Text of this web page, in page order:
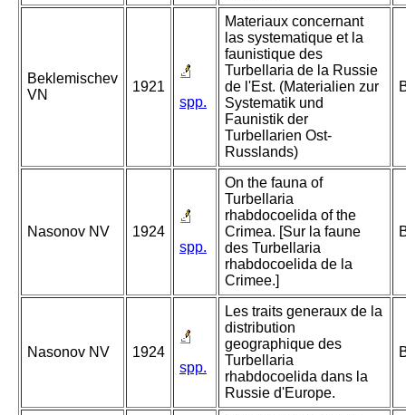
Beklemischev
VN
1921
spp.
Materiaux concernant
las systematique et la
faunistique des
Turbellaria de la Russie
de l'Est. (Materialien zur
Systematik und
Faunistik der
Turbellarien Ost-
Russlands)
Nasonov NV
1924
spp.
On the fauna of
Turbellaria
rhabdocoelida of the
Crimea. [Sur la faune
des Turbellaria
rhabdocoelida de la
Crimee.]
Nasonov NV
1924
spp.
Les traits generaux de la
distribution
geographique des
Turbellaria
rhabdocoelida dans la
Russie d'Europe.